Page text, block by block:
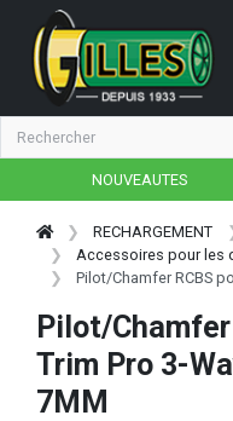
NOUVEAUTES
RECHARGEMENT
Accessoires pour les
Pilot/Chamfer RCBS
Pilot/Chamfer
Trim Pro 3-
7MM